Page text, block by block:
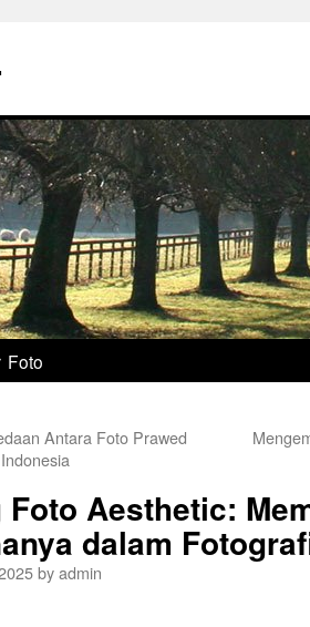
Foto
Antara Foto Prawed
Aesthetic:
dalam
byadmin